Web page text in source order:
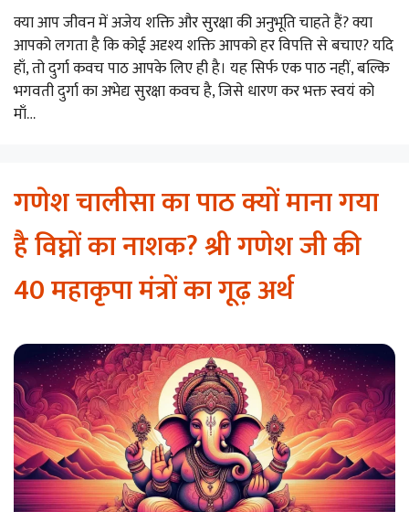
क्या आप जीवन में अजेय शक्ति और सुरक्षा की अनुभूति चाहते हैं? क्या
आपको लगता है कि कोई अदृश्य शक्ति आपको हर विपत्ति से बचाए? यदि
हाँ, तो दुर्गा कवच पाठ आपके लिए ही है। यह सिर्फ एक पाठ नहीं, बल्कि
भगवती दुर्गा का अभेद्य सुरक्षा कवच है, जिसे धारण कर भक्त स्वयं को
माँ…
गणेश चालीसा का पाठ क्यों माना गया
है विघ्नों का नाशक? श्री गणेश जी की
40 महाकृपा मंत्रों का गूढ़ अर्थ